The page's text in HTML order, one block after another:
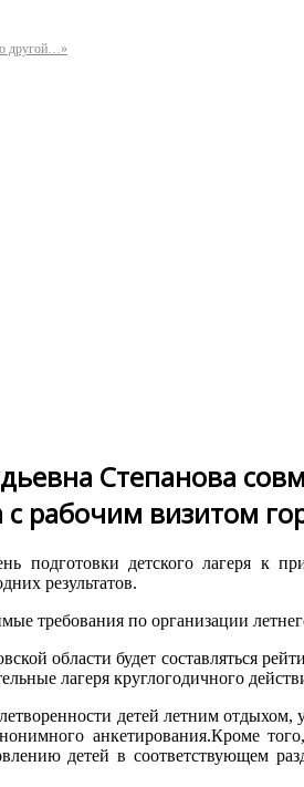
другой…»
Степанова
рабочим визитом
подготовки детского лагеря к
результатов.
требования по организации
области будет составляться
лагеря круглогодичного
детей летним
анкетирования.Кроме
детей в соответствующем